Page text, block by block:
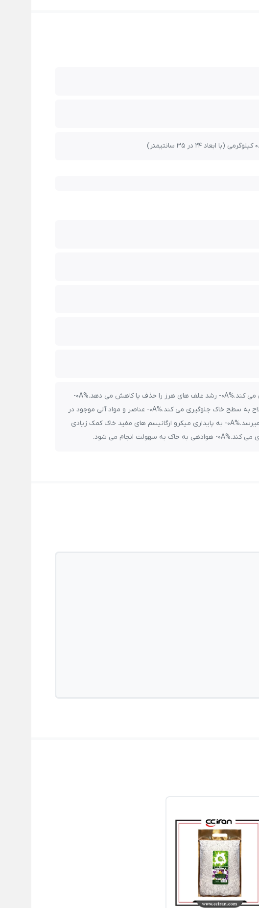
- از تبخیر رطوبت خاک به مقدار قابل توجهی جلوگیری می کند.%0A- رشد علف های هرز را حذف یا کاهش می دهد.%0A-
زهکشی خاک را حفظ می کند.%0A- از انتقال نمک و املاح به سطح خاک جلوگیری می کند.%0A- عناصر و مواد آلی موجود در
مالچ به تدریج به خاک منتقل شده و به مصرف گیاه میرسد.%0A- به پایداری میکرو ارگانیسم های مفید خاک کمک زیادی